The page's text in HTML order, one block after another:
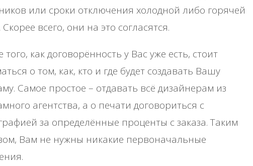
или сроки отключения холодной либо горячей
всего, они на это согласятся.
того, как договорённость у Вас уже есть, стоит
о том, как, кто и где будет создавать Вашу
Самое простое – отдавать всё дизайнерам из
агентства, а о печати договориться с
за определённые проценты с заказа. Таким
Вам не нужны никакие первоначальные